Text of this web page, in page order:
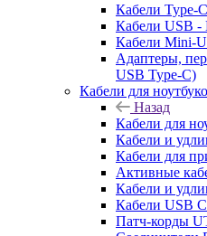
Кабели Type-
Кабели USB -
Кабели Mini-
Адаптеры,
USB Type-C)
Кабели для
Назад
Кабели для
Кабели и
Кабели для
Активные
Кабели и
Кабели USB
Патч-корды